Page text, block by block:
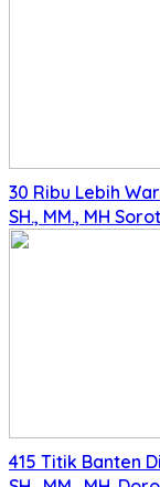
30 Ribu Lebih
SH., MM., MH
415 Titik Banten